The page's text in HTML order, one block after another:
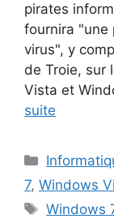
pirates
fournira "une
virus", y
de Troie, sur
Vista et
suite
Catégories
7, Windows
Étiquettes
Windows